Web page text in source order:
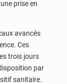
prise en
avancés
Ces
trois jours
par
sanitaire.